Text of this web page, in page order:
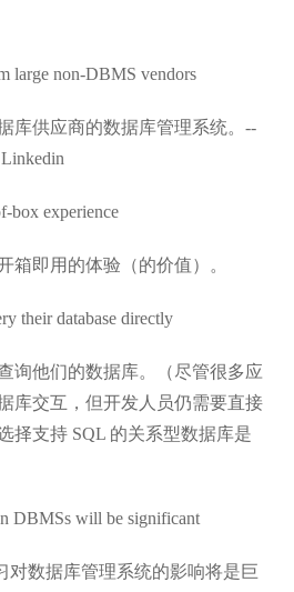
large non-DBMS vendors
库供应商的数据库管理系统。--
box experience
箱即用的体验（的价值）。
their database directly
询他们的数据库。（尽管很多应
库交互，但开发人员仍需要直接
择支持 SQL 的关系型数据库是
DBMSs will be significant
对数据库管理系统的影响将是巨